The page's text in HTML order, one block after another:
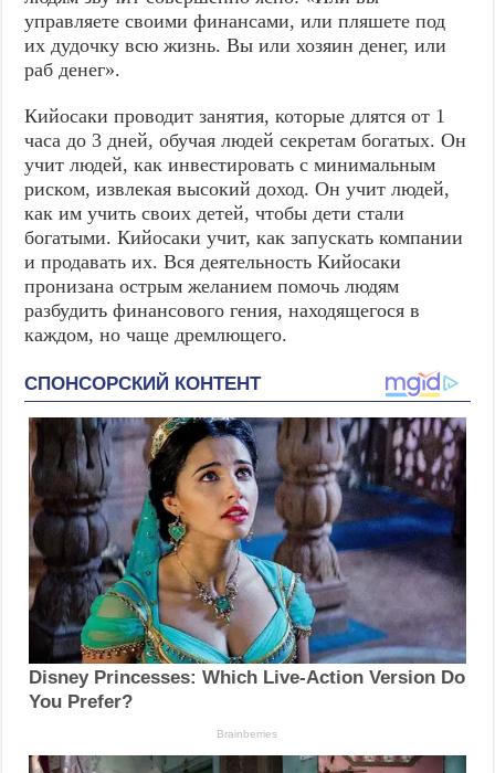
управляете своими финансами, или пляшете под
их дудочку всю жизнь. Вы или хозяин денег, или
раб денег».
Кийосаки проводит занятия, которые длятся от 1
часа до 3 дней, обучая людей секретам богатых. Он
учит людей, как инвестировать с минимальным
риском, извлекая высокий доход. Он учит людей,
как им учить своих детей, чтобы дети стали
богатыми. Кийосаки учит, как запускать компании
и продавать их. Вся деятельность Кийосаки
пронизана острым желанием помочь людям
разбудить финансового гения, находящегося в
каждом, но чаще дремлющего.